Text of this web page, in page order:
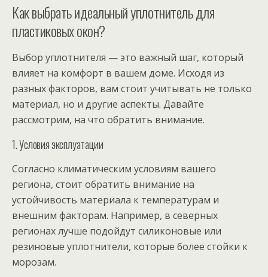
Как выбрать идеальный уплотнитель для
пластиковых окон?
Выбор уплотнителя — это важный шаг, который
влияет на комфорт в вашем доме. Исходя из
разных факторов, вам стоит учитывать не только
материал, но и другие аспекты. Давайте
рассмотрим, на что обратить внимание.
1. Условия эксплуатации
Согласно климатическим условиям вашего
региона, стоит обратить внимание на
устойчивость материала к температурам и
внешним факторам. Например, в северных
регионах лучше подойдут силиконовые или
резиновые уплотнители, которые более стойки к
морозам.